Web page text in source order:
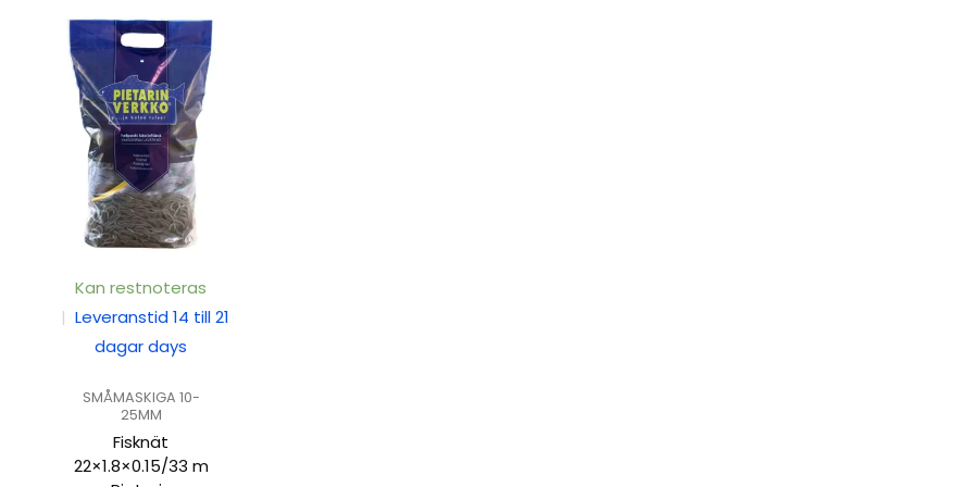
Kan restnoteras
| Leveranstid 14 till 21
dagar days
SMÅMASKIGA 10-
25MM
Fisknät
22×1.8×0.15/33 m